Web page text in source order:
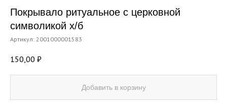
Покрывало ритуальное с церковной
символикой х/б
Артикул: 2001000001583
150,00 ₽
Добавить в корзину